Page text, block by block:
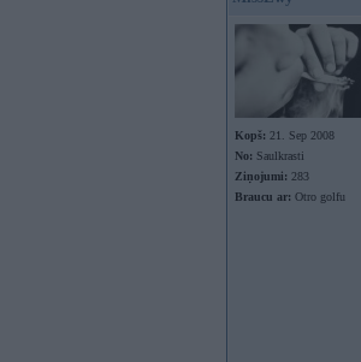
Kopš: 21. Sep 2008
No: Saulkrasti
Ziņojumi: 283
Braucu ar: Otro golfu